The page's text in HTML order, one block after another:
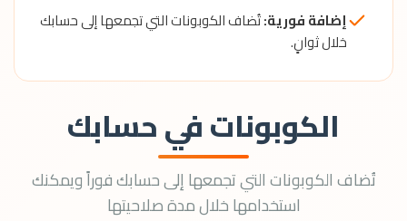
إضافة فورية:تُضاف الكوبونات التي تجمعها إلى حسابك
خلال ثوانٍ.
الكوبونات في حسابك
تُضاف الكوبونات التي تجمعها إلى حسابك فوراً ويمكنك
استخدامها خلال مدة صلاحيتها